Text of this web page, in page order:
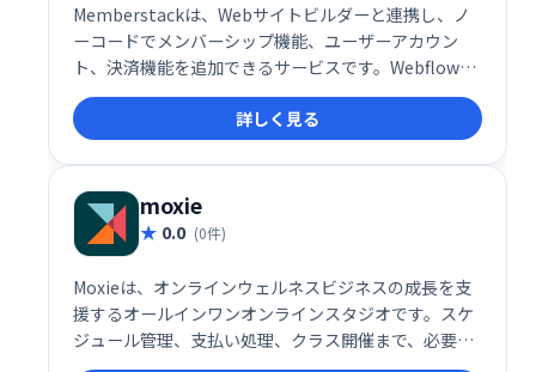
Memberstackは、Webサイトビルダーと連携し、ノ
ーコードでメンバーシップ機能、ユーザーアカウン
ト、決済機能を追加できるサービスです。Webflowと
の相性抜群で、簡単に設定でき、無料プランでテスト
可能。収益に応じて料金プランを選択でき、最小プラ
ン(月額25ドル)では最大1200ドルの収益まで対応、無
制限の有料メンバーと1万人の無料メンバーを利用で
きます。
詳しく見る
moxie
0.0 (0件)
Moxieは、オンラインウェルネスビジネスの成長を支
援するオールインワンオンラインスタジオです。スケ
ジュール管理、支払い処理、クラス開催まで、必要な
機能を1つのプラットフォームで提供します。複雑な